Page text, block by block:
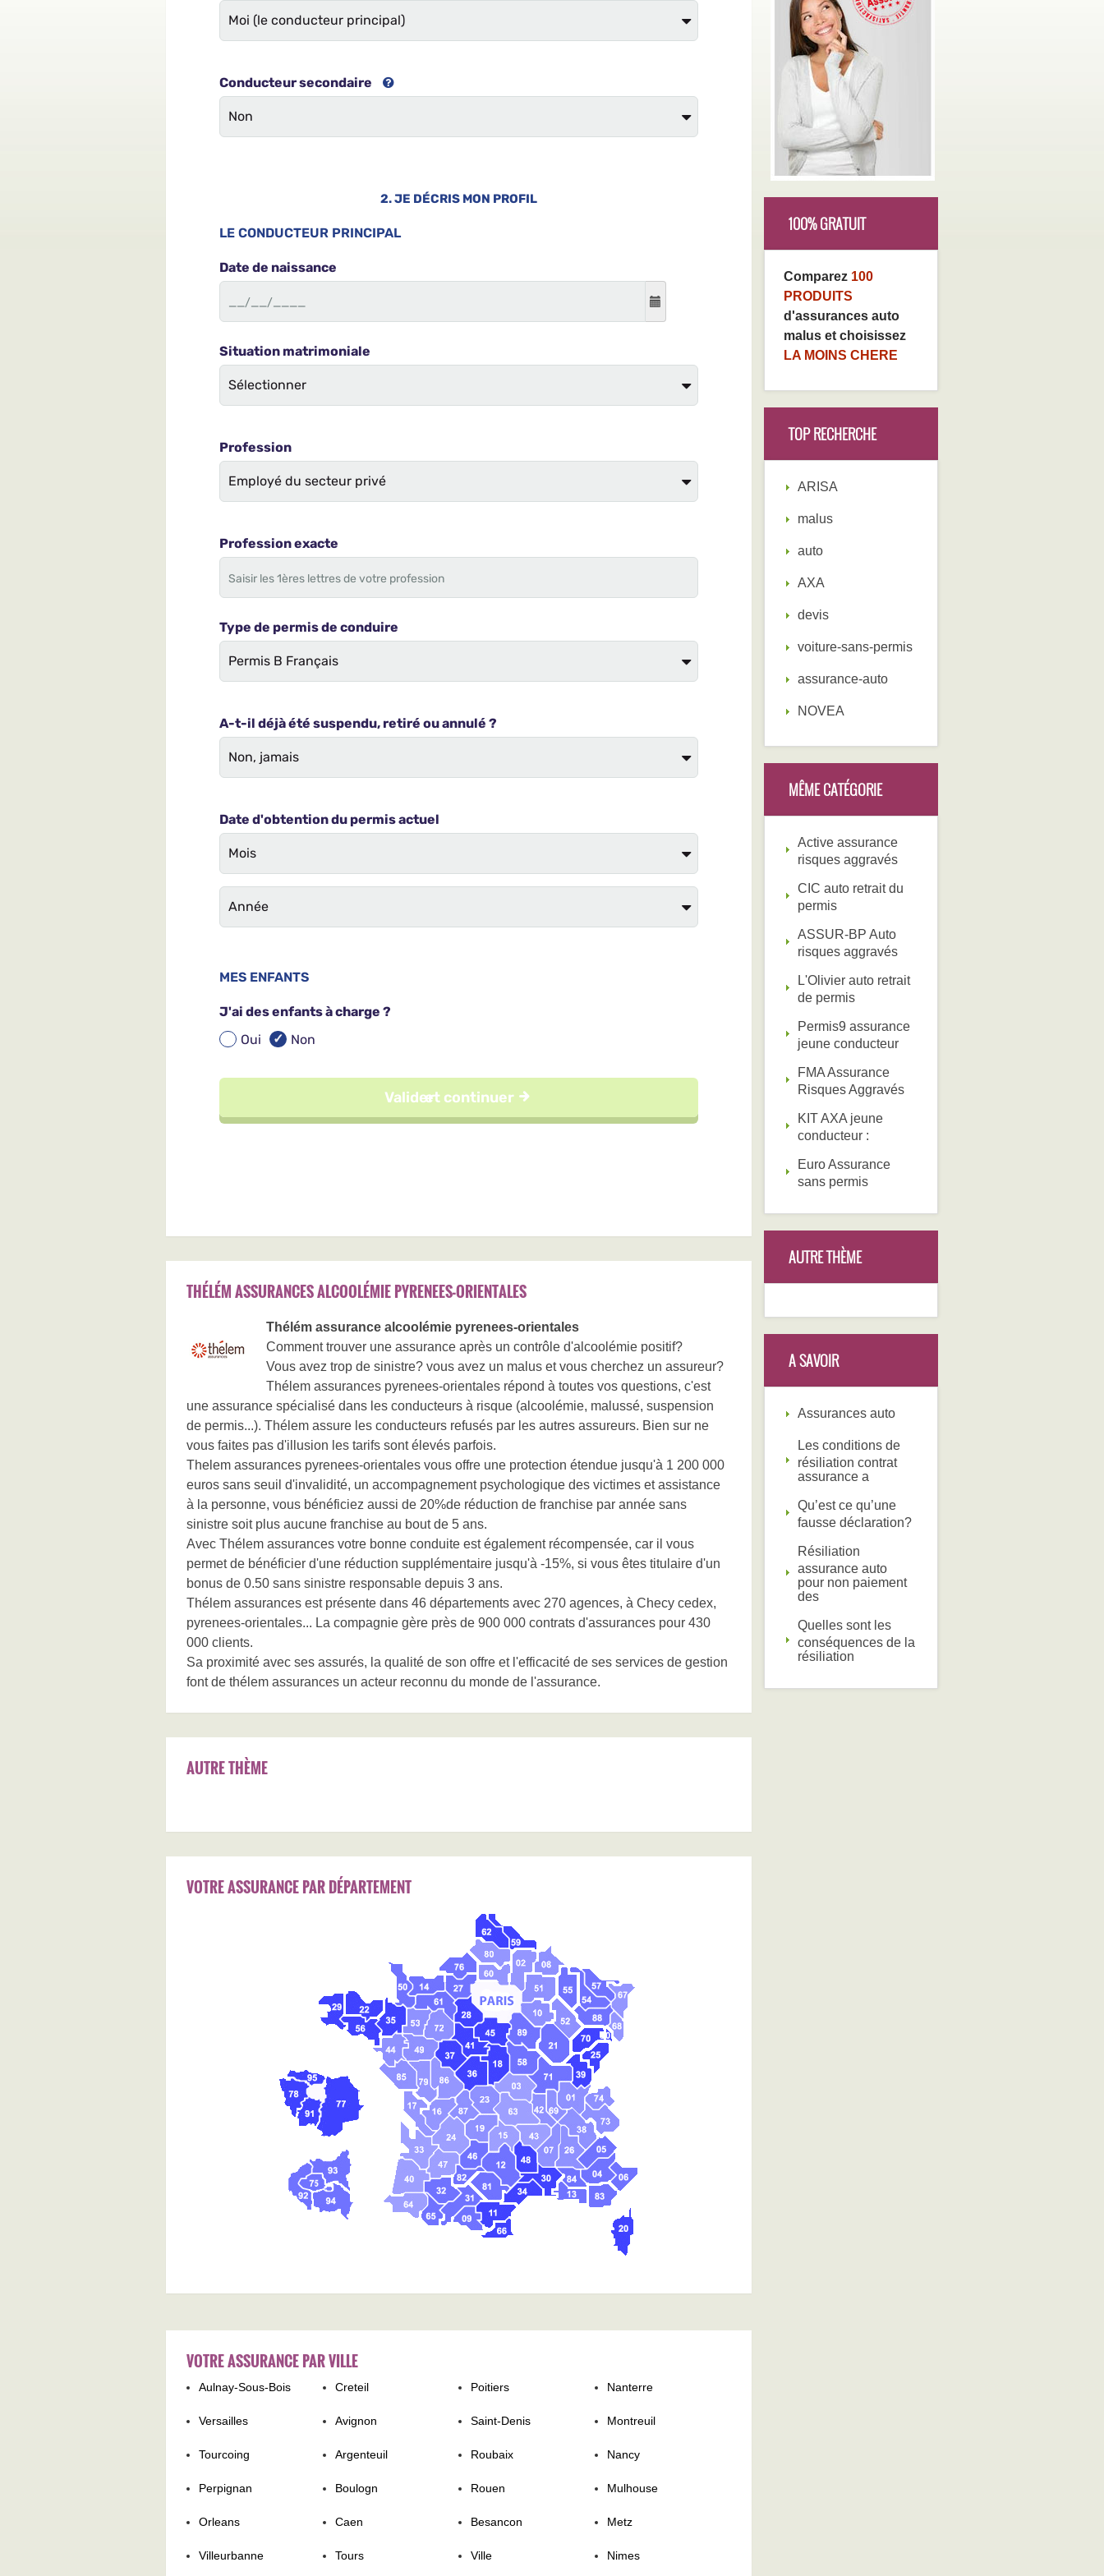
THÉLÉM ASSURANCES ALCOOLÉMIE PYRENEES-ORIENTALES
Thélém assurance alcoolémie pyrenees-orientales
Comment trouver une assurance après un contrôle d'alcoolémie positif?
Vous avez trop de sinistre? vous avez un malus et vous cherchez un assureur?
Thélem assurances pyrenees-orientales répond à toutes vos questions, c'est
une assurance spécialisé dans les conducteurs à risque (alcoolémie, malussé, suspension
de permis...). Thélem assure les conducteurs refusés par les autres assureurs. Bien sur ne
vous faites pas d'illusion les tarifs sont élevés parfois.
Thelem assurances pyrenees-orientales vous offre une protection étendue jusqu'à 1 200 000
euros sans seuil d'invalidité, un accompagnement psychologique des victimes et assistance
à la personne, vous bénéficiez aussi de 20%de réduction de franchise par année sans
sinistre soit plus aucune franchise au bout de 5 ans.
Avec Thélem assurances votre bonne conduite est également récompensée, car il vous
permet de bénéficier d'une réduction supplémentaire jusqu'à -15%, si vous êtes titulaire d'un
bonus de 0.50 sans sinistre responsable depuis 3 ans.
Thélem assurances est présente dans 46 départements avec 270 agences, à Checy cedex,
pyrenees-orientales... La compagnie gère près de 900 000 contrats d'assurances pour 430
000 clients.
Sa proximité avec ses assurés, la qualité de son offre et l'efficacité de ses services de gestion
font de thélem assurances un acteur reconnu du monde de l'assurance.
AUTRE THÈME
VOTRE ASSURANCE PAR DÉPARTEMENT
VOTRE ASSURANCE PAR VILLE
Aulnay-Sous-Bois Creteil Poitiers Nanterre
Versailles Avignon Saint-Denis Montreuil
Tourcoing Argenteuil Roubaix Nancy
Perpignan Boulogn Rouen Mulhouse
Orleans Caen Besancon Metz
Villeurbanne Tours Ville Nimes
100% GRATUIT
Comparez 100
PRODUITS
d'assurances auto
malus et choisissez
LA MOINS CHERE
TOP RECHERCHE
ARISA
malus
auto
AXA
devis
voiture-sans-permis
assurance-auto
NOVEA
MÊME CATÉGORIE
Active assurance
risques aggravés
CIC auto retrait du
permis
ASSUR-BP Auto
risques aggravés
L'Olivier auto retrait
de permis
Permis9 assurance
jeune conducteur
FMA Assurance
Risques Aggravés
KIT AXA jeune
conducteur :
Euro Assurance
sans permis
AUTRE THÈME
A SAVOIR
Assurances auto
Les conditions de
résiliation contrat
assurance a
Qu’est ce qu’une
fausse déclaration?
Résiliation
assurance auto
pour non paiement
des
Quelles sont les
conséquences de la
résiliation